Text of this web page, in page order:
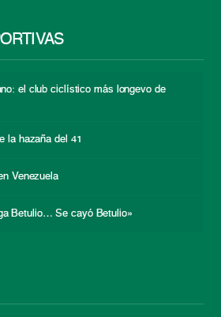
el club ciclístico más longevo de
la hazaña del 41
Venezuela
Betulio… Se cayó Betulio»